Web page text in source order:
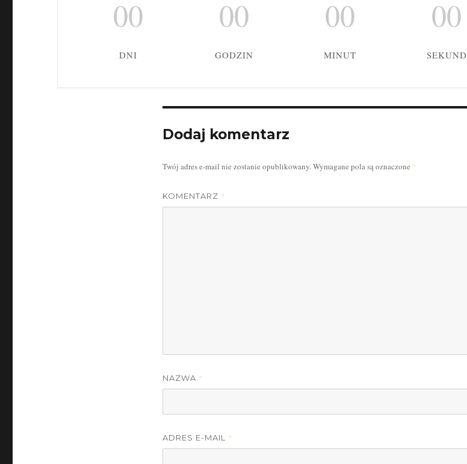
00
DNI
00
GODZIN
00
MINUT
00
SEKUND
Dodaj komentarz
Twój adres e-mail nie zostanie opublikowany.Wymagane pola są oznaczone *
KOMENTARZ *
NAZWA *
ADRES E-MAIL *